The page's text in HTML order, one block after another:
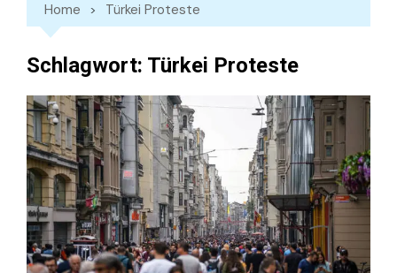
Home Türkei Proteste
Schlagwort: Türkei Proteste